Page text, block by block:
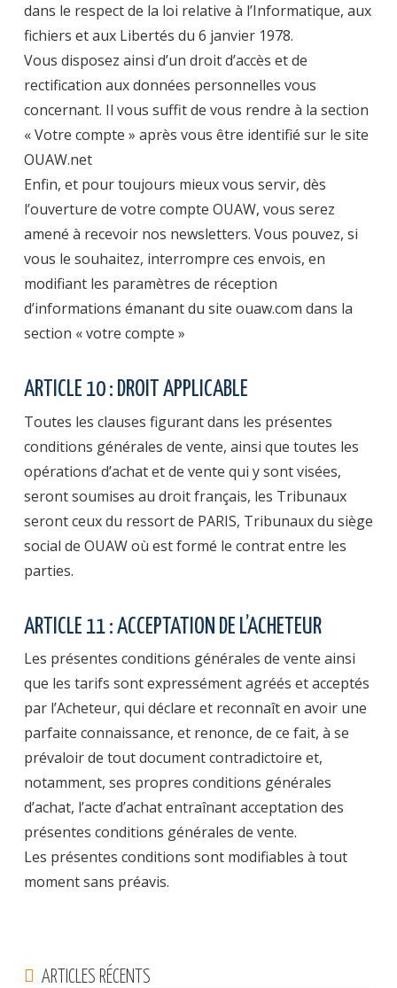
dans le respect de la loi relative à l’Informatique, aux
fichiers et aux Libertés du 6 janvier 1978.
Vous disposez ainsi d’un droit d’accès et de
rectification aux données personnelles vous
concernant. Il vous suffit de vous rendre à la section
« Votre compte » après vous être identifié sur le site
OUAW.net
Enfin, et pour toujours mieux vous servir, dès
l’ouverture de votre compte OUAW, vous serez
amené à recevoir nos newsletters. Vous pouvez, si
vous le souhaitez, interrompre ces envois, en
modifiant les paramètres de réception
d’informations émanant du site ouaw.com dans la
section « votre compte »
ARTICLE 10 : DROIT APPLICABLE
Toutes les clauses figurant dans les présentes
conditions générales de vente, ainsi que toutes les
opérations d’achat et de vente qui y sont visées,
seront soumises au droit français, les Tribunaux
seront ceux du ressort de PARIS, Tribunaux du siège
social de OUAW où est formé le contrat entre les
parties.
ARTICLE 11 : ACCEPTATION DE L’ACHETEUR
Les présentes conditions générales de vente ainsi
que les tarifs sont expressément agréés et acceptés
par l’Acheteur, qui déclare et reconnaît en avoir une
parfaite connaissance, et renonce, de ce fait, à se
prévaloir de tout document contradictoire et,
notamment, ses propres conditions générales
d’achat, l’acte d’achat entraînant acceptation des
présentes conditions générales de vente.
Les présentes conditions sont modifiables à tout
moment sans préavis.
ARTICLES RÉCENTS